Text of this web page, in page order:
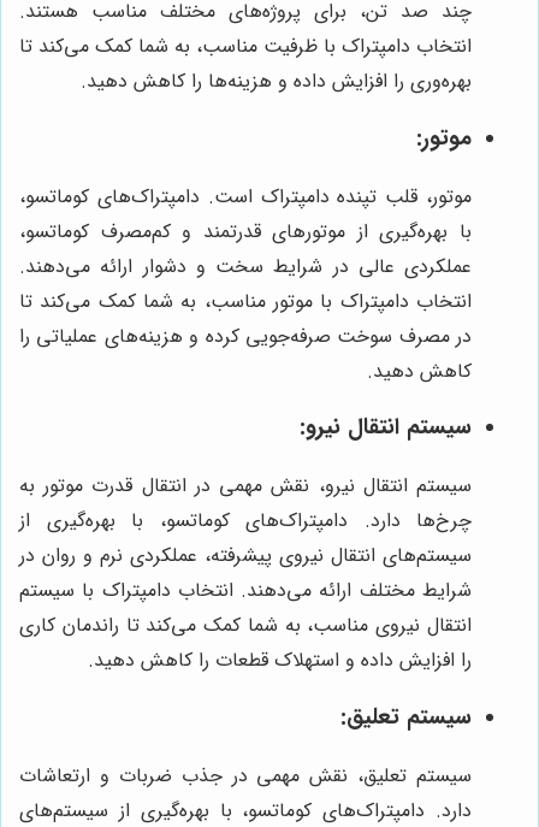
چند صد تن، برای پروژه‌های مختلف مناسب هستند.
انتخاب دامپتراک با ظرفیت مناسب، به شما کمک می‌کند تا
بهره‌وری را افزایش داده و هزینه‌ها را کاهش دهید.
موتور:
موتور، قلب تپنده دامپتراک است. دامپتراک‌های کوماتسو،
با بهره‌گیری از موتورهای قدرتمند و کم‌مصرف کوماتسو،
عملکردی عالی در شرایط سخت و دشوار ارائه می‌دهند.
انتخاب دامپتراک با موتور مناسب، به شما کمک می‌کند تا
در مصرف سوخت صرفه‌جویی کرده و هزینه‌های عملیاتی را
کاهش دهید.
سیستم انتقال نیرو:
سیستم انتقال نیرو، نقش مهمی در انتقال قدرت موتور به
چرخ‌ها دارد. دامپتراک‌های کوماتسو، با بهره‌گیری از
سیستم‌های انتقال نیروی پیشرفته، عملکردی نرم و روان در
شرایط مختلف ارائه می‌دهند. انتخاب دامپتراک با سیستم
انتقال نیروی مناسب، به شما کمک می‌کند تا راندمان کاری
را افزایش داده و استهلاک قطعات را کاهش دهید.
سیستم تعلیق:
سیستم تعلیق، نقش مهمی در جذب ضربات و ارتعاشات
دارد. دامپتراک‌های کوماتسو، با بهره‌گیری از سیستم‌های